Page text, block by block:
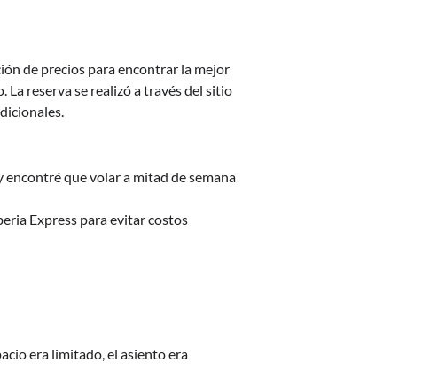
de precios para encontrar la mejor
reserva se realizó a través del sitio
que volar a mitad de semana
Express para evitar costos
era limitado, el asiento era